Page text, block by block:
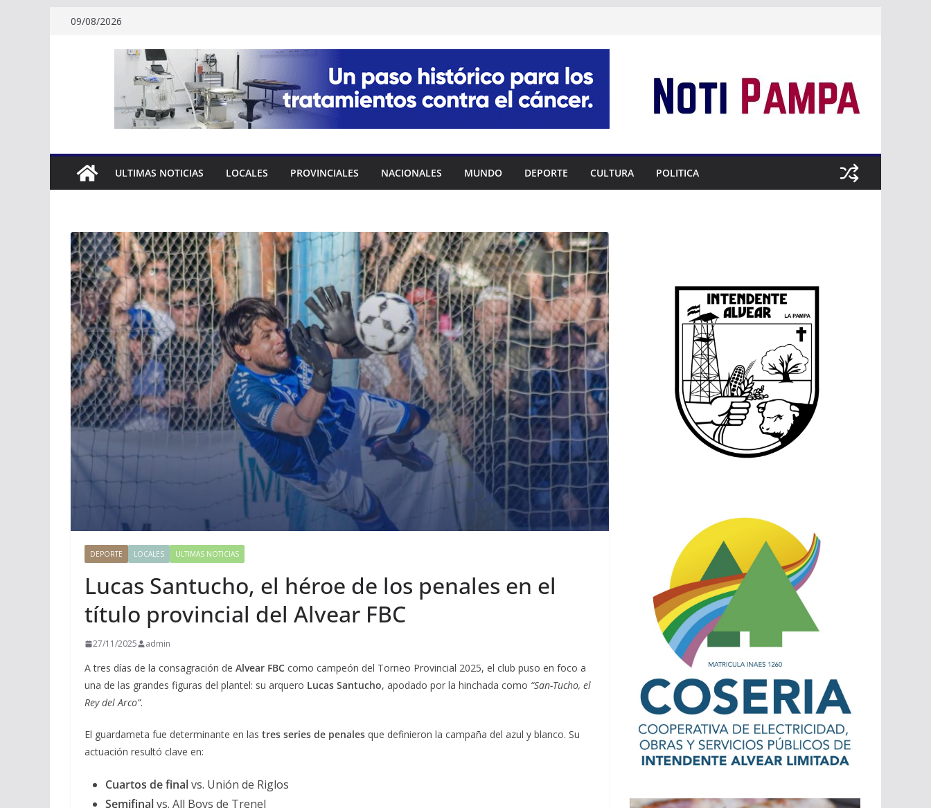
09/08/2026
ULTIMAS NOTICIAS LOCALES PROVINCIALES NACIONALES MUNDO DEPORTE CULTURA POLITICA
DEPORTE LOCALES ULTIMAS NOTICIAS
Lucas Santucho, el héroe de los penales en el
título provincial del Alvear FBC
27/11/2025 admin
A tres días de la consagración de Alvear FBC como campeón del Torneo Provincial 2025, el club puso en foco a
una de las grandes figuras del plantel: su arquero Lucas Santucho, apodado por la hinchada como “San-Tucho, el
Rey del Arco”.
El guardameta fue determinante en las tres series de penales que definieron la campaña del azul y blanco. Su
actuación resultó clave en:
Cuartos de finalvs. Unión de Riglos
Semifinalvs. All Boys de Trenel